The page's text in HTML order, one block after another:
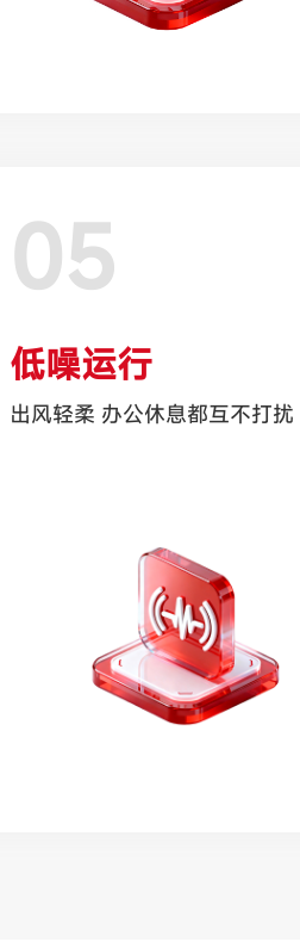
05
低噪运行
出风轻柔 办公休息都互不打扰